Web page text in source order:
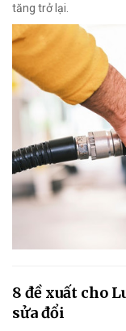
tăng trở lại.
8 đề xuất cho
sửa đổi